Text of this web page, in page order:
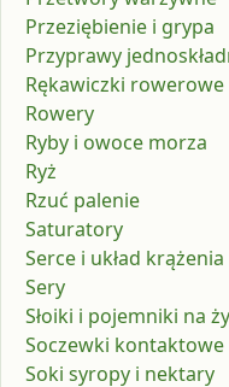
Przeziębienie i grypa
Przyprawy
Rękawiczki rowerowe
Rowery
Ryby i owoce morza
Ryż
Rzuć palenie
Saturatory
Serce i układ krążenia
Sery
Słoiki i pojemniki na
Soczewki kontaktowe
Soki syropy i nektary